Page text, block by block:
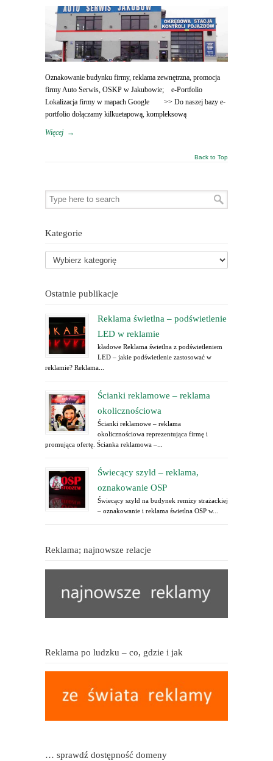
Oznakowanie budynku firmy, reklama zewnętrzna, promocja
firmy Auto Serwis, OSKP w Jakubowie; e-Portfolio
Lokalizacja firmy w mapach Google >> Do naszej bazy e-
portfolio dołączamy kilkuetapową, kompleksową
Więcej →
Back to Top
Kategorie
Ostatnie publikacje
Reklama świetlna – podświetlenie
LED w reklamie
kładowe Reklama świetlna z podświetleniem
LED – jakie podświetlenie zastosować w
reklamie? Reklama...
Ścianki reklamowe – reklama
okolicznościowa
Ścianki reklamowe – reklama
okolicznościowa reprezentująca firmę i
promująca ofertę. Ścianka reklamowa –...
Świecący szyld – reklama,
oznakowanie OSP
Świecący szyld na budynek remizy strażackiej
– oznakowanie i reklama świetlna OSP w...
Reklama; najnowsze relacje
Reklama po ludzku – co, gdzie i jak
… sprawdź dostępność domeny